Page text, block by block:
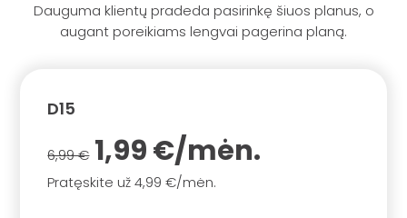
Dauguma klientų pradeda pasirinkę šiuos planus, o
augant poreikiams lengvai pagerina planą.
D15
6,99 €1,99 €/mėn.
Pratęskite už 4,99 €/mėn.